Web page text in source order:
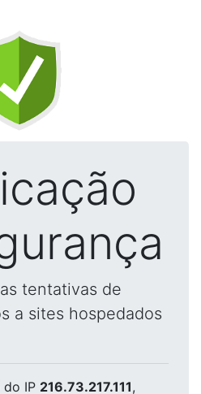
tentativas de
a sites hospedados
do IP 216.73.217.111,